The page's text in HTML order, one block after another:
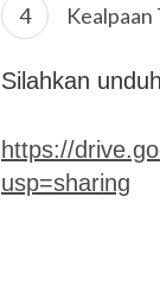
Silahkan
https://
usp=sharing